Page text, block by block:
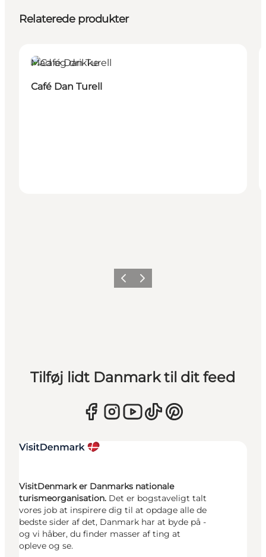
Relaterede produkter
Mad og drikke
Café Dan Turell
ForrigeNæste
Tilføj lidt Danmark til dit feed
VisitDenmark er Danmarks nationale
turismeorganisation. Det er bogstaveligt talt
vores job at inspirere dig til at opdage alle de
bedste sider af det, Danmark har at byde på -
og vi håber, du finder masser af ting at
opleve og se.